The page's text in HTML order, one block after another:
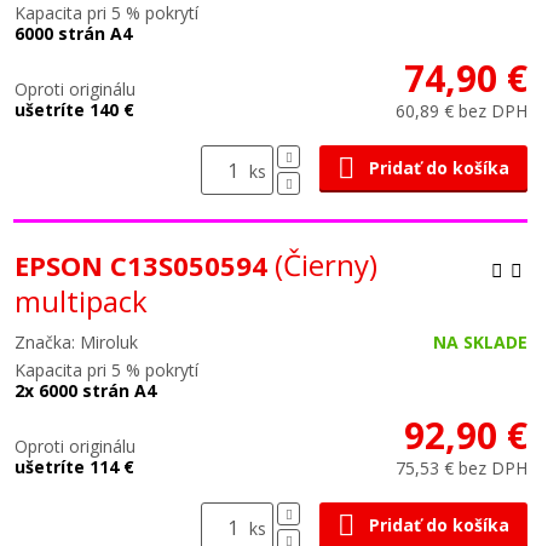
Kapacita pri 5 % pokrytí
6000 strán A4
Oproti originálu
ušetríte 140 €
74,90 €
60,89 € bez DPH
ks Pridať do košíka
EPSON C13S050594 (Čierny)
multipack
Značka: Miroluk
NA SKLADE
Kapacita pri 5 % pokrytí
2x 6000 strán A4
Oproti originálu
ušetríte 114 €
92,90 €
75,53 € bez DPH
ks Pridať do košíka